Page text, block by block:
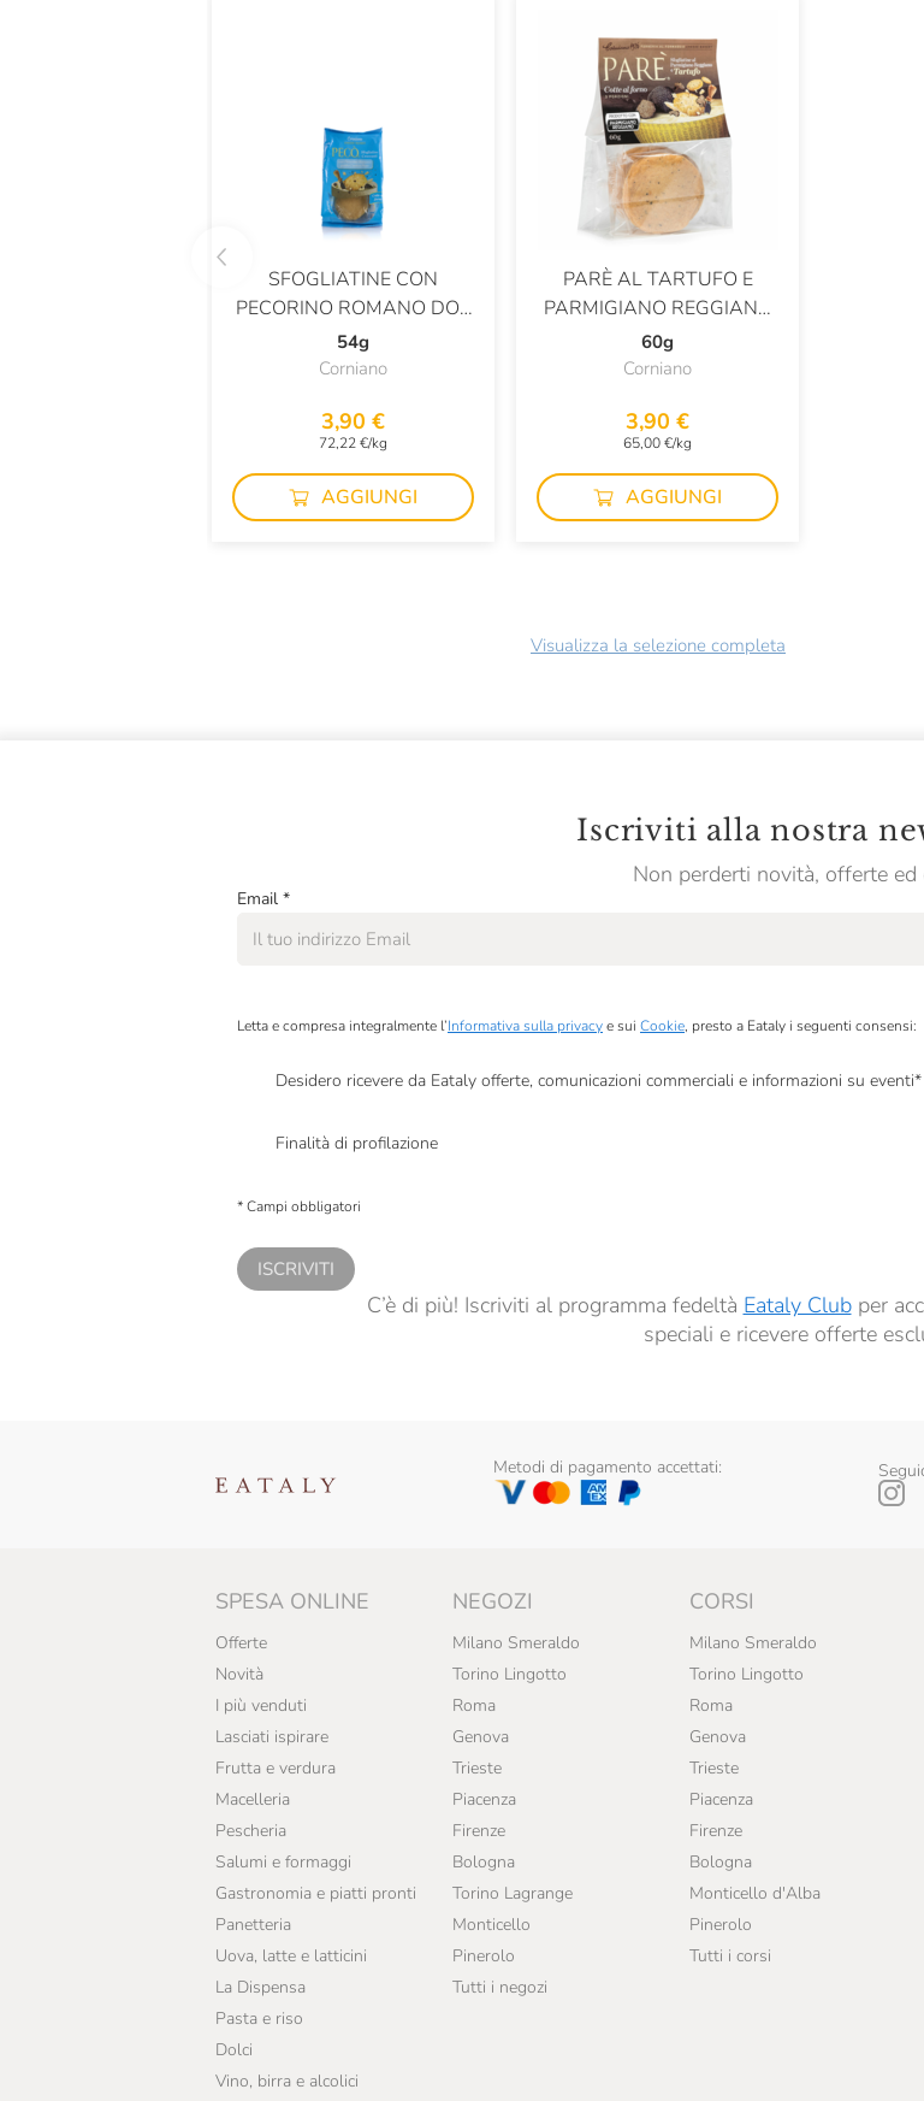
SFOGLIATINE CON
PECORINO ROMANO DOP
GUSTO CACIO E PEPE
54g
Corniano
3,90 €
72,22 €/kg
AGGIUNGI
PARÈ AL TARTUFO E
PARMIGIANO REGGIANO
MULTIPACK
60g
Corniano
3,90 €
65,00 €/kg
AGGIUNGI
Visualizza la selezione completa
Iscriviti alla nostra
Non perderti novità, offerte ed
Email *
Letta e compresa integralmente l’Informativa sulla privacye sui Cookie, presto a Eataly i seguenti consensi:
Desidero ricevere da Eataly offerte, comunicazioni commerciali e informazioni su eventi*
Finalità di profilazione
* Campi obbligatori
ISCRIVITI
C’è di più! Iscriviti al programma fedeltà Eataly Clubper
speciali e ricevere offerte
Metodi di pagamento accettati:
SPESA ONLINE
Offerte
Novità
I più venduti
Lasciati ispirare
Frutta e verdura
Macelleria
Pescheria
Salumi e formaggi
Gastronomia e piatti pronti
Panetteria
Uova, latte e latticini
La Dispensa
Pasta e riso
Dolci
Vino, birra e alcolici
NEGOZI
Milano Smeraldo
Torino Lingotto
Roma
Genova
Trieste
Piacenza
Firenze
Bologna
Torino Lagrange
Monticello
Pinerolo
Tutti i negozi
CORSI
Milano Smeraldo
Torino Lingotto
Roma
Genova
Trieste
Piacenza
Firenze
Bologna
Monticello d'Alba
Pinerolo
Tutti i corsi